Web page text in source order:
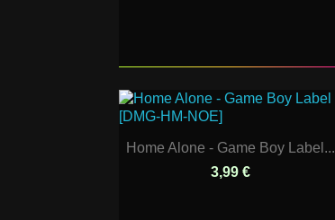
Home Alone - Game Boy Label...
3,99 €